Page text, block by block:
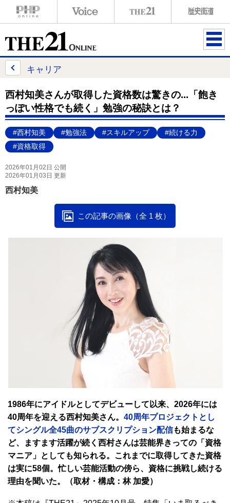
キャリア
西村知美さんが取得した資格数は驚きの...「飽き
っぽい性格でも続く」勉強の秘訣とは？
#西村知美 #勉強法 #スキルアップ
#続ける力
#資格取得
2026年01月02日 公開
2026年01月03日 更新
西村知美
この記事の画像（全 1 枚）
1986年にアイドルとしてデビューして以来、2026年には
40周年を迎える西村知美さん。 40周年プロジェクトとし
てシングル全45曲のサブスクリプション配信も始まるな
ど、ますます活躍が続く西村さんは芸能界きっての「資格
マニア」としても知られる。これまでに取得してきた資格
は実に58個。忙しい芸能活動の傍ら、資格に挑戦し続ける
理由を聞いた。
（取材・構成：林 加愛）